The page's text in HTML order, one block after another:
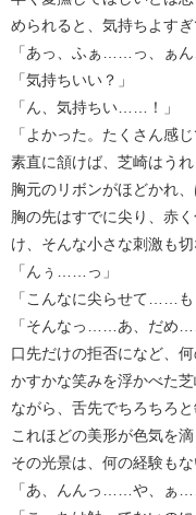
められると、気持ちよすぎ
「あっ、ふぁ……っ、ぁ
「気持ちいい？」
「ん、気持ちい……！」
「よかった。たくさん感じ
素直に頷けば、芝崎はうれ
胸元のリボンがほどかれ、
胸の先はすでに尖り、赤
け、そんな小さな刺激も
「んぅ……っ」
「こんなに尖らせて……も
「そんなっ……あ、だめ
口先だけの拒否になど、何
かすかな笑みを浮かべた
ながら、舌先でちろちろと
これほどの美形が色気を
その光景は、何の経験も
「あ、んんっ……や、ぁ